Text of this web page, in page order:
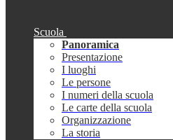
Scuola
Panoramica
Presentazione
I luoghi
Le persone
I numeri della scuola
Le carte della scuola
Organizzazione
La storia